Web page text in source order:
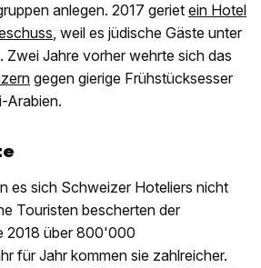
anlegen. 2017 geriet ein Hotel
, weil es jüdische Gäste unter
Zwei Jahre vorher wehrte sich das
gegen gierige Frühstücksesser
Arabien.
es sich Schweizer Hoteliers nicht
Touristen bescherten der
2018 über 800'000
für Jahr kommen sie zahlreicher.